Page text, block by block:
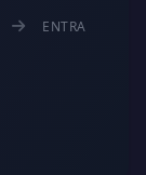
ENTRA